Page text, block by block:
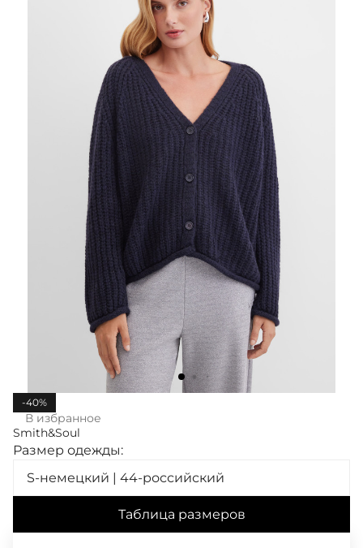
-40%
В избранное
Smith&Soul
Размер одежды:
S-немецкий | 44-российский
Таблица размеров